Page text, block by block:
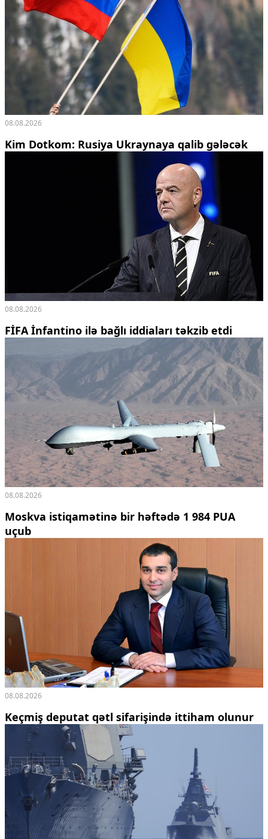
08.08.2026
Kim Dotkom: Rusiya Ukraynaya qalib gələcək
08.08.2026
FİFA İnfantino ilə bağlı iddiaları təkzib etdi
08.08.2026
Moskva istiqamətinə bir həftədə 1 984 PUA
uçub
08.08.2026
Keçmiş deputat qətl sifarişində ittiham olunur